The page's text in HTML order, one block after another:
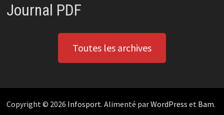
Journal PDF
Toutes les archives
Copyright © 2026 Infosport. Alimenté parWordPress et Bam.